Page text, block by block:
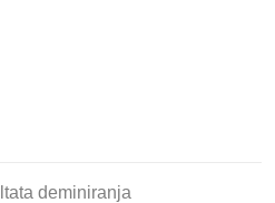
deminiranja